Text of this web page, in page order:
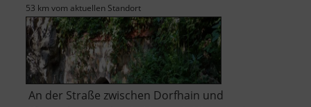
53 km vom aktuellen Standort
An der Straße zwischen Dorfhain und